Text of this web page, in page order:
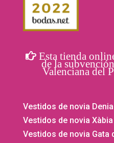
Esta tienda
de la
Valenciana del
Vestidos de novia Denia
Vestidos de novia Xàbia
Vestidos de novia Gata